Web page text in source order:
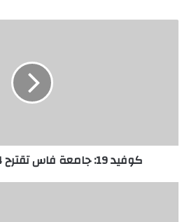
كوفيد 19: جامعة فاس تقترح 54 مشروعا بحثيا